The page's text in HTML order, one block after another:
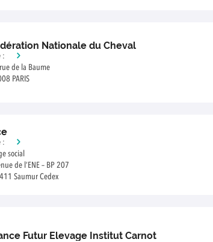
Nationale du Cheval
:
de la Baume
PARIS
:
social
de l’ENE – BP 207
Saumur Cedex
Futur Elevage Institut Carnot